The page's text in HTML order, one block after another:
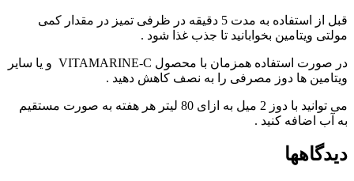
قبل از استفاده به مدت 5 دقیقه در ظرفی تمیز در مقدار کمی
مولتی ویتامین بخوابانید تا جذب غذا شود .
در صورت استفاده همزمان با محصول VITAMARINE-C و یا سایر
ویتامین ها دوز مصرفی را به نصف کاهش دهید .
می توانید با دوز 2 میل به ازای 80 لیتر هر هفته به صورت مستقیم
به آب اضافه کنید .
دیدگاهها